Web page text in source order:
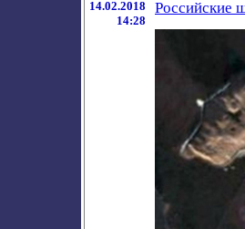
14.02.2018
14:28
Российские